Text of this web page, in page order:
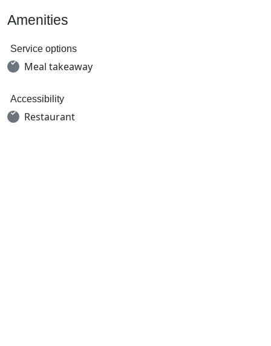
Amenities
Service options
Meal takeaway
Accessibility
Restaurant